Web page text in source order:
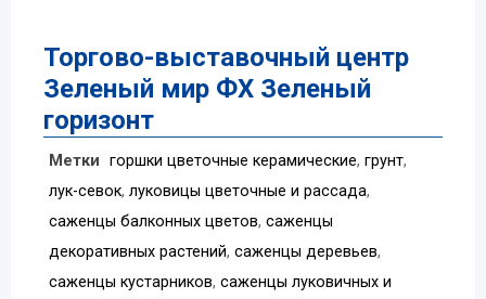
Торгово-выставочный центр
Зеленый мир ФХ Зеленый
горизонт
Метки горшки цветочные керамические, грунт,
лук-севок, луковицы цветочные и рассада,
саженцы балконных цветов, саженцы
декоративных растений, саженцы деревьев,
саженцы кустарников, саженцы луковичных и